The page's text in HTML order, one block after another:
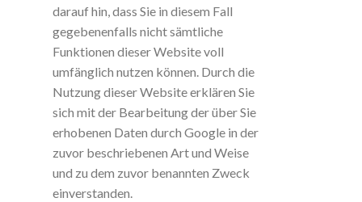
darauf hin, dass Sie in diesem Fall
gegebenenfalls nicht sämtliche
Funktionen dieser Website voll
umfänglich nutzen können. Durch die
Nutzung dieser Website erklären Sie
sich mit der Bearbeitung der über Sie
erhobenen Daten durch Google in der
zuvor beschriebenen Art und Weise
und zu dem zuvor benannten Zweck
einverstanden.